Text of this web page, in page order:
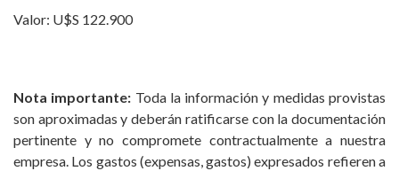
Valor: U$S 122.900
Nota importante: Toda la información y medidas provistas
son aproximadas y deberán ratificarse con la documentación
pertinente y no compromete contractualmente a nuestra
empresa. Los gastos (expensas, gastos) expresados refieren a